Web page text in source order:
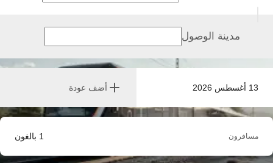
13 أغسطس 2026 أضف عودة
مدينة الوصول
مسافرون 1 بالغون